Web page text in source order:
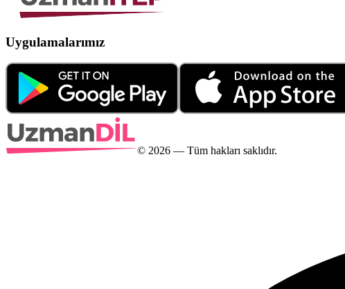
Uygulamalarımız
© 2026 — Tüm hakları saklıdır.